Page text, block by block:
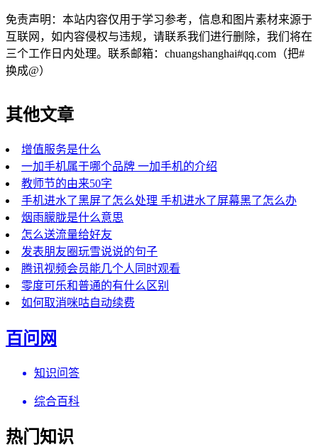
免责声明：本站内容仅用于学习参考，信息和图片素材来源于
互联网，如内容侵权与违规，请联系我们进行删除，我们将在
三个工作日内处理。联系邮箱：chuangshanghai#qq.com（把#
换成@）
其他文章
增值服务是什么
一加手机属于哪个品牌 一加手机的介绍
教师节的由来50字
手机进水了黑屏了怎么处理 手机进水了屏幕黑了怎么办
烟雨朦胧是什么意思
怎么送流量给好友
发表朋友圈玩雪说说的句子
腾讯视频会员能几个人同时观看
零度可乐和普通的有什么区别
如何取消咪咕自动续费
百问网
知识问答
综合百科
热门知识